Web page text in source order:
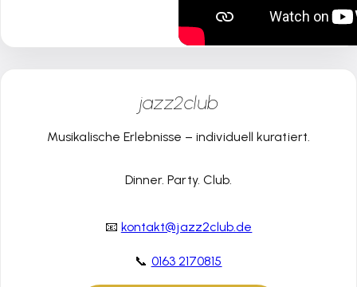
jazz2club
Musikalische Erlebnisse – individuell kuratiert.
Dinner. Party. Club.
📧 kontakt@jazz2club.de
📞 0163 2170815